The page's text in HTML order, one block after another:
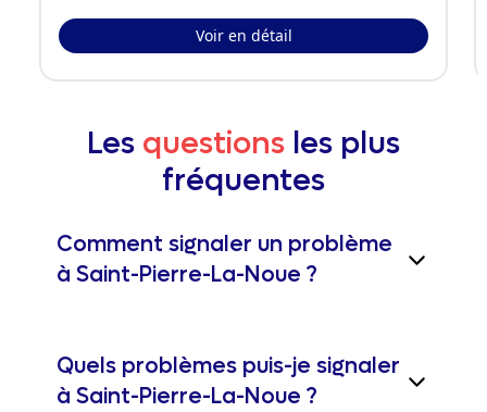
Voir en détail
Les questions les plus
fréquentes
Comment signaler un problème
à Saint-Pierre-La-Noue ?
Quels problèmes puis-je signaler
à Saint-Pierre-La-Noue ?